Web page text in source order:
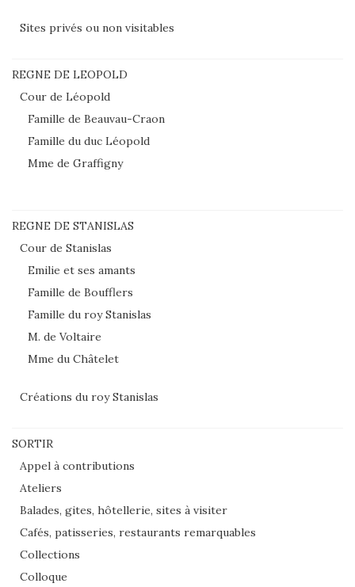
Sites privés ou non visitables
REGNE DE LEOPOLD
Cour de Léopold
Famille de Beauvau-Craon
Famille du duc Léopold
Mme de Graffigny
REGNE DE STANISLAS
Cour de Stanislas
Emilie et ses amants
Famille de Boufflers
Famille du roy Stanislas
M. de Voltaire
Mme du Châtelet
Créations du roy Stanislas
SORTIR
Appel à contributions
Ateliers
Balades, gites, hôtellerie, sites à visiter
Cafés, patisseries, restaurants remarquables
Collections
Colloque